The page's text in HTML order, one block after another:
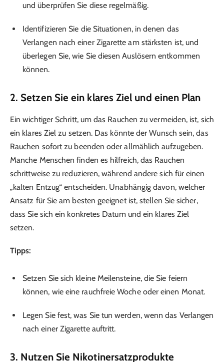
und überprüfen Sie diese regelmäßig.
Identifizieren Sie die Situationen, in denen das
Verlangen nach einer Zigarette am stärksten ist, und
überlegen Sie, wie Sie diesen Auslösern entkommen
können.
2. Setzen Sie ein klares Ziel und einen Plan
Ein wichtiger Schritt, um das Rauchen zu vermeiden, ist, sich
ein klares Ziel zu setzen. Das könnte der Wunsch sein, das
Rauchen sofort zu beenden oder allmählich aufzugeben.
Manche Menschen finden es hilfreich, das Rauchen
schrittweise zu reduzieren, während andere sich für einen
„kalten Entzug“ entscheiden. Unabhängig davon, welcher
Ansatz für Sie am besten geeignet ist, stellen Sie sicher,
dass Sie sich ein konkretes Datum und ein klares Ziel
setzen.
Tipps:
Setzen Sie sich kleine Meilensteine, die Sie feiern
können, wie eine rauchfreie Woche oder einen Monat.
Legen Sie fest, was Sie tun werden, wenn das Verlangen
nach einer Zigarette auftritt.
3. Nutzen Sie Nikotinersatzprodukte